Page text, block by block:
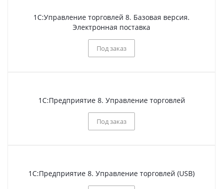
1С:Управление торговлей 8. Базовая версия.
Электронная поставка
Под заказ
1С:Предприятие 8. Управление торговлей
Под заказ
1С:Предприятие 8. Управление торговлей (USB)